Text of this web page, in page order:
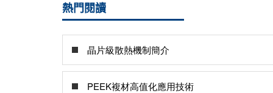
熱門閱讀
晶片級散熱機制簡介
PEEK複材高值化應用技術